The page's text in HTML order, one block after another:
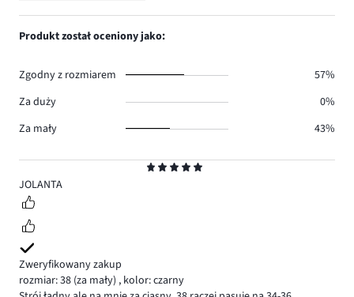
5
JOLANTA
Zweryfikowany zakup
rozmiar: 38 (za mały) , kolor: czarny
1,
Produkt został oceniony jako:
Zgodny z rozmiarem
57%
Za duży
0%
Za mały
43%